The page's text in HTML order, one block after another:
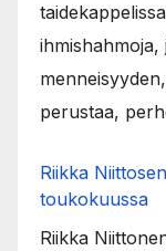
perustaa,
Riikka
toukokuussa
Riikka